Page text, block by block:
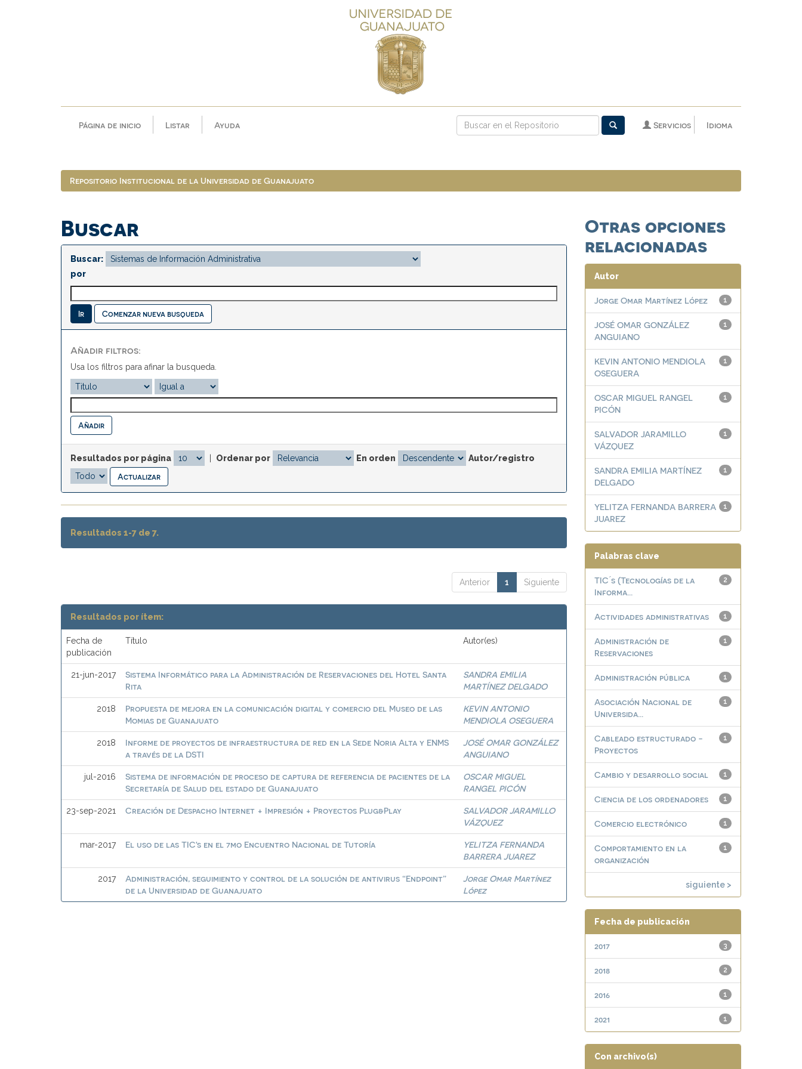
Página de inicio Listar Ayuda Idioma
Servicios
Repositorio Institucional de la Universidad de Guanajuato
Buscar
Buscar:
por
Comenzar nueva busqueda
Añadir filtros:
Usa los filtros para afinar la busqueda.
Resultados por página Ordenar por En orden Autor/registro
Resultados 1-7 de 7.
Anterior 1 Siguiente
Resultados por ítem:
Fecha de
publicación
Título Autor(es)
21-jun-2017
Sistema Informático para la Administración de Reservaciones del Hotel Santa
Rita
SANDRA EMILIA
MARTÍNEZ DELGADO
2018
Propuesta de mejora en la comunicación digital y comercio del Museo de las
Momias de Guanajuato
KEVIN ANTONIO
MENDIOLA OSEGUERA
2018
Informe de proyectos de infraestructura de red en la Sede Noria Alta y ENMS
a través de la DSTI
JOSÉ OMAR GONZÁLEZ
ANGUIANO
jul-2016
Sistema de información de proceso de captura de referencia de pacientes de la
Secretaría de Salud del estado de Guanajuato
OSCAR MIGUEL
RANGEL PICÓN
23-sep-2021 Creación de Despacho Internet + Impresión + Proyectos Plug&Play
SALVADOR JARAMILLO
VÁZQUEZ
mar-2017 El uso de las TIC's en el 7mo Encuentro Nacional de Tutoría
YELITZA FERNANDA
BARRERA JUAREZ
2017
Administración, seguimiento y control de la solución de antivirus “Endpoint”
de la Universidad de Guanajuato
Jorge Omar Martínez
López
Otras opciones
relacionadas
Autor
1
Jorge Omar Martínez López
1
JOSÉ OMAR GONZÁLEZ
ANGUIANO
1
KEVIN ANTONIO MENDIOLA
OSEGUERA
1
OSCAR MIGUEL RANGEL
PICÓN
1
SALVADOR JARAMILLO
VÁZQUEZ
1
SANDRA EMILIA MARTÍNEZ
DELGADO
1
YELITZA FERNANDA BARRERA
JUAREZ
Palabras clave
2
TIC ́s (Tecnologías de la
Informa...
1
Actividades administrativas
1
Administración de
Reservaciones
1
Administración pública
1
Asociación Nacional de
Universida...
1
Cableado estructurado -
Proyectos
1
Cambio y desarrollo social
1
Ciencia de los ordenadores
1
Comercio electrónico
1
Comportamiento en la
organización
siguiente >
Fecha de publicación
3
2017
2
2018
1
2016
1
2021
Con archivo(s)